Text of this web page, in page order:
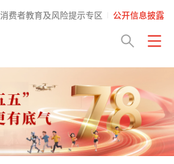
消费者教育及风险提示专区 公开信息披露